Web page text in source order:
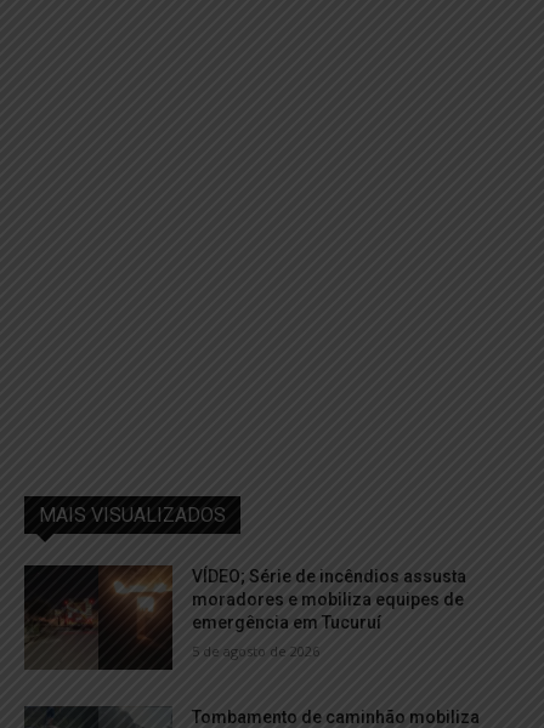
MAIS VISUALIZADOS
VÍDEO; Série de incêndios assusta
moradores e mobiliza equipes de
emergência em Tucuruí
5 de agosto de 2026
Tombamento de caminhão mobiliza